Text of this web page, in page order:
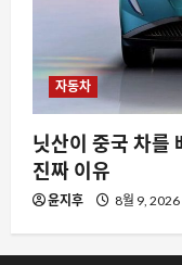
자동차
닛산이 중국 차를
진짜 이유
윤지후 8월 9, 2026